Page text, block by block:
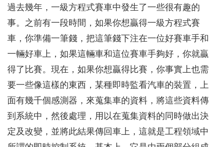
過去幾年，一級方程式賽車中發生了一些很有趣的
事。之前有一段時間，如果你想贏得一級方程式賽
車，你準備一筆錢，把這筆錢下注在一位好賽車手和
一輛好車上，如果這輛車和這位賽車手夠好，你就贏
得了比賽。現在，如果你想贏得比賽，你事實上也需
要一些像這樣的東西，某種即時監看汽車的裝置，上
面有幾千個感測器，來蒐集車的資料，將這些資料傳
到系統中，然後處理，用以在蒐集資料的同時做出決
定及改變，並將此結果傳回車上，這就是工程領域中